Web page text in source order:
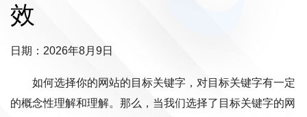
效
日期：2026年8月9日
如何选择你的网站的目标关键字，对目标关键字有一定
的概念性理解和理解。那么，当我们选择了目标关键字的网